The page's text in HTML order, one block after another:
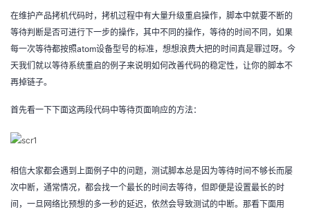
我
的
博
我
的
我
子
直
的
我
在维护产品拷机代码时，拷机过程中有大量升级重启操作，脚本中就要不断的
等待判断是否可进行下一步的操作，其中不同的操作，等待的时间不同，如果
每一次等待都按照atom设备型号的标准，想想浪费大把的时间真是罪过呀。今
天我们就以等待系统重启的例子来说明如何改善代码的稳定性，让你的脚本不
再掉链子。
首先看一下下面这两段代码中等待页面响应的方法：
相信大家都会遇到上面例子中的问题，测试脚本总是因为等待时间不够长而屡
次中断，通常情况，都会找一个最长的时间去等待，但即便是设置最长的时
间，一旦网络比预想的多一秒的延迟，依然会导致测试的中断。那看下面用